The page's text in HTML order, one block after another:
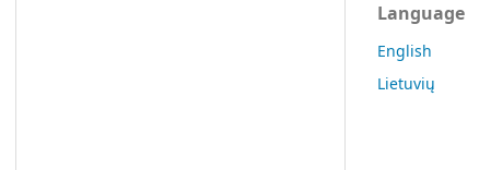
Language
English
Lietuvių